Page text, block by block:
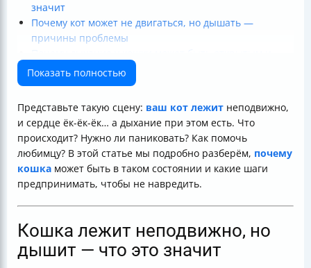
значит
Почему кот может не двигаться, но дышать —
причины проблемы
учащённым
Что делать в домашних условиях, если кот лежит и
Как диагностируют причины дыхательных проблем у
кошек
Пример из практики
Почему важно не игнорировать дыхательные
симптомы
Полезные советы по профилактике
Итог
Показать полностью
Представьте такую сцену: ваш кот лежит неподвижно,
и сердце ёк-ёк-ёк… а дыхание при этом есть. Что
происходит? Нужно ли паниковать? Как помочь
любимцу? В этой статье мы подробно разберём, почему
кошка может быть в таком состоянии и какие шаги
предпринимать, чтобы не навредить.
Кошка лежит неподвижно, но
дышит — что это значит